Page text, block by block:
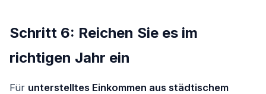
Schritt 6: Reichen Sie es im
richtigen Jahr ein
Für unterstelltes Einkommen aus städtischem